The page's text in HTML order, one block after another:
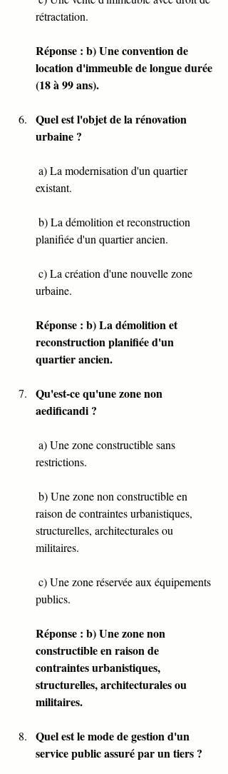
rétractation.
Réponse : b) Une convention de
location d'immeuble de longue durée
(18 à 99 ans).
Quel est l'objet de la rénovation
urbaine ?
existant.
planifiée d'un quartier ancien.
urbaine.
Réponse : b) La démolition et
reconstruction planifiée d'un
quartier ancien.
Qu'est-ce qu'une zone non
aedificandi ?
restrictions.
raison de contraintes urbanistiques,
structurelles, architecturales ou
militaires.
publics.
Réponse : b) Une zone non
constructible en raison de
contraintes urbanistiques,
structurelles, architecturales ou
militaires.
Quel est le mode de gestion d'un
service public assuré par un tiers ?